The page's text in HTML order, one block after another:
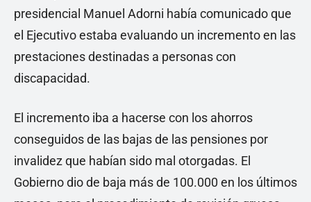
presidencial Manuel Adorni había comunicado que
el Ejecutivo estaba evaluando un incremento en las
prestaciones destinadas a personas con
discapacidad.
El incremento iba a hacerse con los ahorros
conseguidos de las bajas de las pensiones por
invalidez que habían sido mal otorgadas. El
Gobierno dio de baja más de 100.000 en los últimos